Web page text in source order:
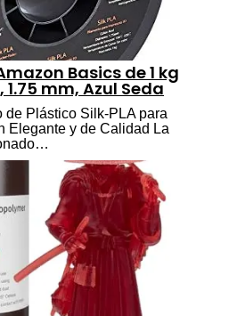
Basics de 1 kg
mm, Azul Seda
Plástico Silk-PLA para
Elegante y de Calidad La